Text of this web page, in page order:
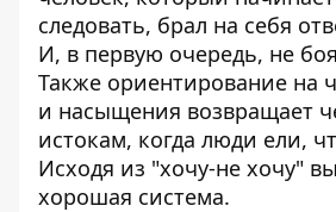
следовать, брал на себя
И, в первую очередь, не
Также ориентирование на
и насыщения возвращает
истокам, когда люди ели,
Исходя из "хочу-не хочу"
хорошая система.